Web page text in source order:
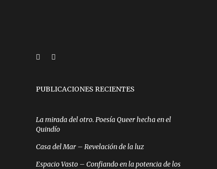
PUBLICACIONES RECIENTES
La mirada del otro. Poesía Queer hecha en el
Quindío
Casa del Mar – Revelación de la luz
Espacio Vasto – Confiando en la potencia de los